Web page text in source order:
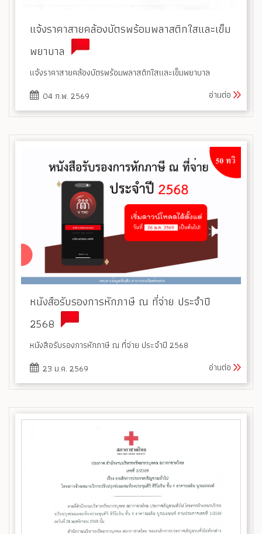
แจ้งราคาสายคล้องบัตรพร้อมพลาสติกใสและเข็ม
พยาบาล
แจ้งราคาสายคล้องบัตรพร้อมพลาสติกใสและเข็มพยาบาล
04 ก.พ. 2569
อ่านต่อ
หนังสือรับรองการหักภาษี ณ ที่จ่าย ประจำปี
2568
หนังสือรับรองการหักภาษี ณ ที่จ่าย ประจำปี 2568
23 ม.ค. 2569
อ่านต่อ